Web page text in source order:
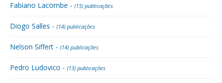
Fabiano Lacombe - (15) publicações
Diogo Salles - (14) publicações
Nelson Siffert - (14) publicações
Pedro Ludovico - (13) publicações